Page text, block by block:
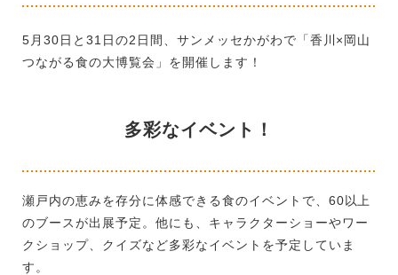
5月30日と31日の2日間、サンメッセかがわで「香川×岡山
つながる食の大博覧会」を開催します！
多彩なイベント！
瀬戸内の恵みを存分に体感できる食のイベントで、60以上
のブースが出展予定。他にも、キャラクターショーやワー
クショップ、クイズなど多彩なイベントを予定していま
す。